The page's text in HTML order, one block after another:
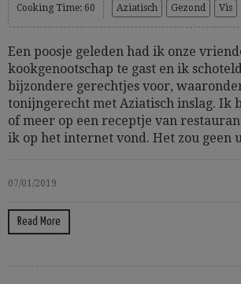
Cooking Time: 60 Aziatisch Gezond Vis
Een poosje geleden had ik onze
kookgenootschap te gast en ik
bijzondere gerechtjes voor,
tonijngerecht met Aziatisch inslag. Ik
of meer op een receptje van
ik op het internet vond. Het zou geen
07/01/2019
Read More